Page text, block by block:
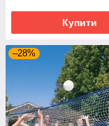
Купити
–28%